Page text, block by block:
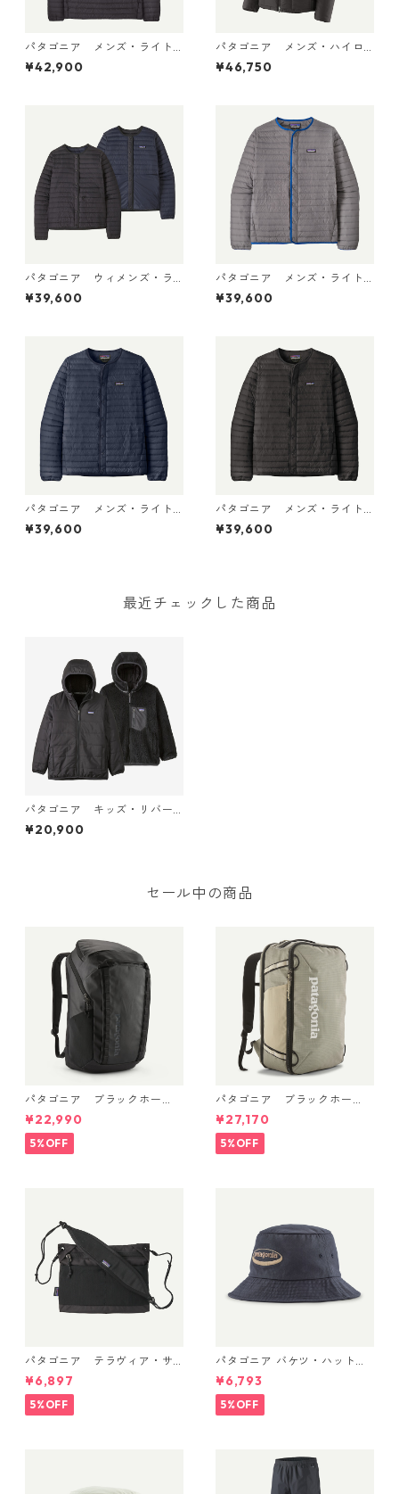
パタゴニア メンズ・ライト
ウェイト・ダウン・セータ
ー・プルオーバー Black 319
¥42,900
パタゴニア メンズ・ハイロ
フト・ナノ・パフ・フーデ
¥46,750
パタゴニア ウィメンズ・ラ
イトウェイト・リバーシブ
ル・ダウン・セーター・カー
¥39,600
パタゴニア メンズ・ライト
ウェイト・ダウン・セータ
ー・カーディガン Noble Gr
¥39,600
パタゴニア メンズ・ライト
ウェイト・ダウン・セータ
ー・カーディガン New Navy
¥39,600
パタゴニア メンズ・ライト
ウェイト・ダウン・セータ
ー・カーディガン Black 319
¥39,600
最近チェックした商品
パタゴニア キッズ・リバー
シブル・レディ・フレディ・
フーディ (カラー Ink Black)
¥20,900
セール中の商品
パタゴニア ブラックホー
ル・パック 32L (カラーBlac
k w/Black ) Patagonia Black
Hole® Pack 32L 日本正規品
製品番号 49302
¥22,990
5%OFF
パタゴニア ブラックホー
ル・ミニ・MLC 30L Weather
ed Stone 49266 日本正規品
¥27,170
5%OFF
パタゴニア テラヴィア・サ
コッシュ 3L (カラー Black)
Patagonia Terravia Sacoche
Bag 3L 日本正規品 製品番号
48835
¥6,897
5%OFF
パタゴニア バケツ・ハット 3
3595 ’95 Oval Logo: Smold
er Blue
¥6,793
5%OFF